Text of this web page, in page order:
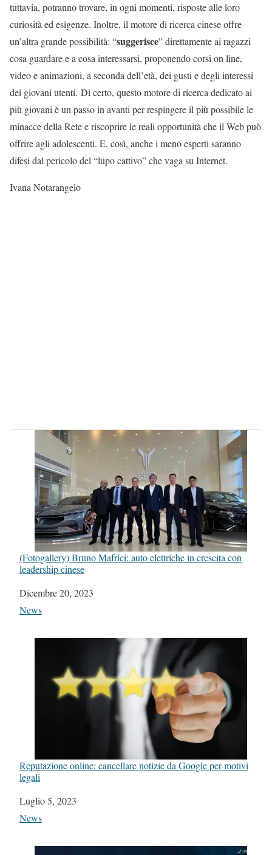
tuttavia, potranno trovare, in ogni momenti, risposte alle loro
curiosità ed esigenze. Inoltre, il motore di ricerca cinese offre
un’altra grande possibilità: “suggerisce” direttamente ai ragazzi
cosa guardare e a cosa interessarsi, proponendo corsi on line,
video e animazioni, a seconda dell’età, dei gusti e degli interessi
dei giovani utenti. Di certo, questo motore di ricerca dedicato ai
più giovani è un passo in avanti per respingere il più possibile le
minacce della Rete e riscoprire le reali opportunità che il Web può
offrire agli adolescenti. E, così, anche i meno esperti saranno
difesi dal pericolo del “lupo cattivo” che vaga su Internet.
Ivana Notarangelo
(Fotogallery) Bruno Mafrici: auto elettriche in crescita con
leadership cinese
Data
Dicembre 20, 2023
In relazione a
News
Reputazione online: cancellare notizie da Google per motivi
legali
Data
Luglio 5, 2023
In relazione a
News